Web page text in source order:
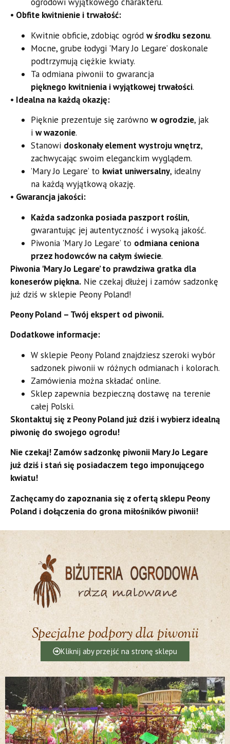
• Obfite kwitnienie i trwałość:
Kwitnie obficie, zdobiąc ogród w środku sezonu.
Mocne, grube łodygi 'Mary Jo Legare’ doskonale
podtrzymują ciężkie kwiaty.
Ta odmiana piwonii to gwarancja
pięknego kwitnienia i wyjątkowej trwałości.
• Idealna na każdą okazję:
Pięknie prezentuje się zarówno w ogrodzie, jak
i w wazonie.
Stanowi doskonały element wystroju wnętrz,
zachwycając swoim eleganckim wyglądem.
’Mary Jo Legare’ to kwiat uniwersalny, idealny
na każdą wyjątkową okazję.
• Gwarancja jakości:
Każda sadzonka posiada paszport roślin,
gwarantując jej autentyczność i wysoką jakość.
Piwonia 'Mary Jo Legare’ to odmiana ceniona
przez hodowców na całym świecie.
Piwonia 'Mary Jo Legare’ to prawdziwa gratka dla
koneserów piękna. Nie czekaj dłużej i zamów sadzonkę
już dziś w sklepie Peony Poland!
Peony Poland – Twój ekspert od piwonii.
Dodatkowe informacje:
W sklepie Peony Poland znajdziesz szeroki wybór
sadzonek piwonii w różnych odmianach i kolorach.
Zamówienia można składać online.
Sklep zapewnia bezpieczną dostawę na terenie
całej Polski.
Skontaktuj się z Peony Poland już dziś i wybierz idealną
piwonię do swojego ogrodu!
Nie czekaj! Zamów sadzonkę piwonii Mary Jo Legare
już dziś i stań się posiadaczem tego imponującego
kwiatu!
Zachęcamy do zapoznania się z ofertą sklepu Peony
Poland i dołączenia do grona miłośników piwonii!
Specjalne podpory dla piwonii
Kliknij aby przejść na stronę sklepu